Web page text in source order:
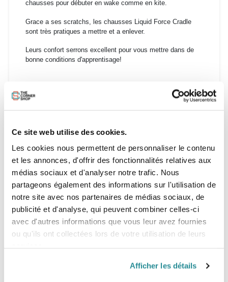
Ce site web utilise des cookies.
Les cookies nous permettent de personnaliser le contenu
et les annonces, d'offrir des fonctionnalités relatives aux
médias sociaux et d'analyser notre trafic. Nous
partageons également des informations sur l'utilisation de
notre site avec nos partenaires de médias sociaux, de
publicité et d'analyse, qui peuvent combiner celles-ci
avec d'autres informations que vous leur avez fournies
ou qu'ils ont collectées lors de votre utilisation de leurs
Afficher les détails
chausses pour débuter en wake comme en kite.
Grace a ses scratchs, les chausses Liquid Force Cradle
sont très pratiques a mettre et a enlever.
Leurs confort serrons excellent pour vous mettre dans de
bonne conditions d'apprentisage!
US SIZE EURO SIZE
5-8 37-41 4.5-7.5
8-12 41-47 7.5-11.5
12-15 47-51 11.5-12.5